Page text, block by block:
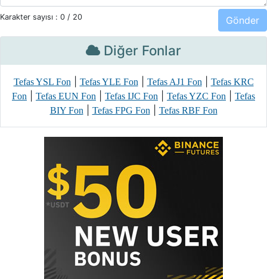
Karakter sayısı : 0 / 20
Diğer Fonlar
Tefas YSL Fon| Tefas YLE Fon| Tefas AJ1 Fon|
Tefas KRC
Fon
Tefas EUN Fon Tefas IJC Fon Tefas YZC Fon
Tefas
BIY Fon| Tefas FPG Fon| Tefas RBF Fon